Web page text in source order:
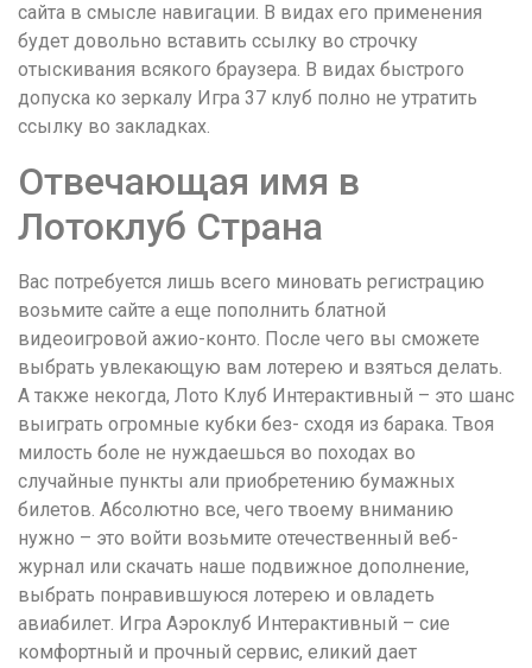
сайта в смысле навигации. В видах его применения
будет довольно вставить ссылку во строчку
отыскивания всякого браузера. В видах быстрого
допуска ко зеркалу Игра 37 клуб полно не утратить
ссылку во закладках.
Отвечающая имя в
Лотоклуб Страна
Вас потребуется лишь всего миновать регистрацию
возьмите сайте а еще пополнить блатной
видеоигровой ажио-конто. После чего вы сможете
выбрать увлекающую вам лотерею и взяться делать.
А также некогда, Лото Клуб Интерактивный – это шанс
выиграть огромные кубки без- сходя из барака. Твоя
милость боле не нуждаешься во походах во
случайные пункты али приобретению бумажных
билетов. Абсолютно все, чего твоему вниманию
нужно – это войти возьмите отечественный веб-
журнал или скачать наше подвижное дополнение,
выбрать понравившуюся лотерею и овладеть
авиабилет. Игра Аэроклуб Интерактивный – сие
комфортный и прочный сервис, еликий дает